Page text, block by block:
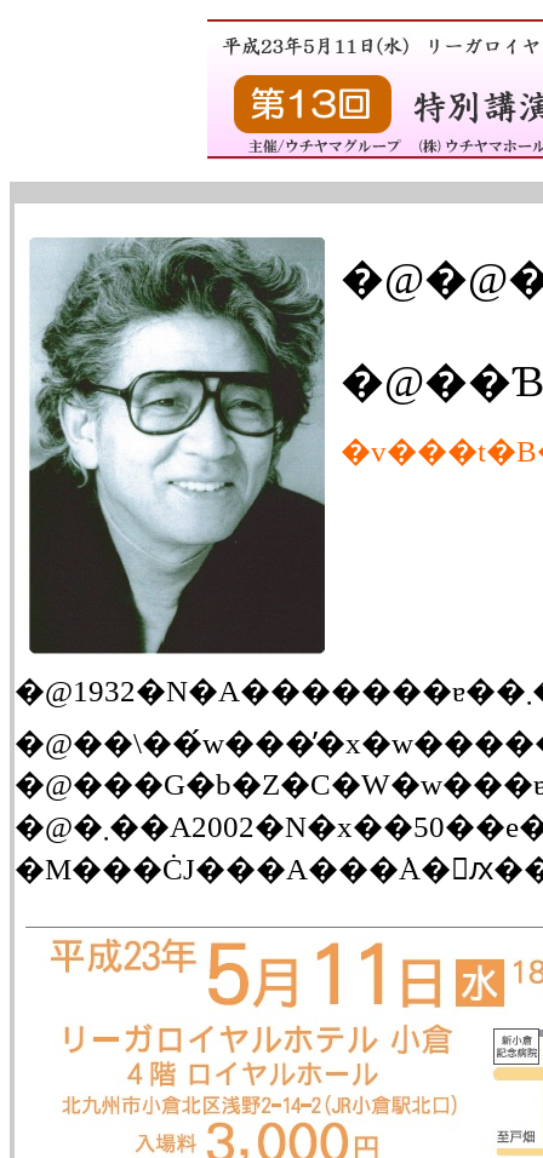
�@�܂��A2002�N�x��50��e�r���܂���܁B2010�N�ANHK�������w�܁A��64�����o�ŕ����ܓ��ʏ܁B1981�N���x�M�A���s�̗��J��w�ɂ����ĕ����j���w�Ԃ��A1985�N��获